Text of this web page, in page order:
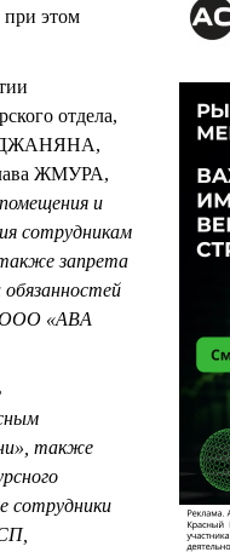
этом
отдела,
ЖМУРА,
и
сотрудникам
запрета
«ABA
также
сотрудники